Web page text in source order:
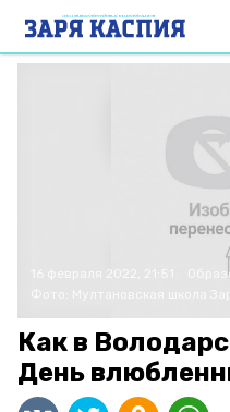
Как в
День